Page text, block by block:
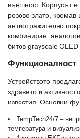
външност. Корпусът
розово злато,
антиотражително
комбиниран:
битов grayscale
Функционалност
Устройството
здравето и
известия. Основни
TempTech24/7 –
температура и